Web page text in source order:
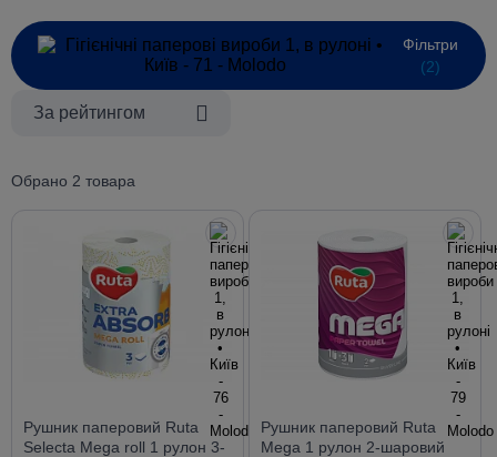
Фільтри
(2)
За рейтингом
Обрано 2 товара
Рушник паперовий Ruta
Selecta Mega roll 1 рулон 3-
Рушник паперовий Ruta
Mega 1 рулон 2-шаровий